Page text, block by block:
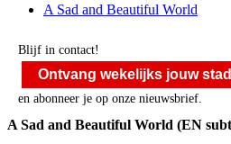
A Sad and Beautiful World
Blijf in contact!
Ontvang wekelijks jouw
en abonneer je op onze nieuwsbrief.
A Sad and Beautiful World (EN